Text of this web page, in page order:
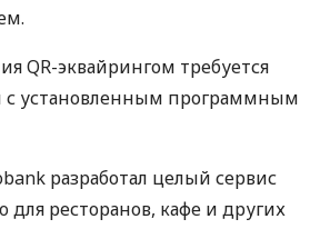
QR-эквайрингом требуется
с установленным программным
разработал целый сервис
для ресторанов, кафе и других